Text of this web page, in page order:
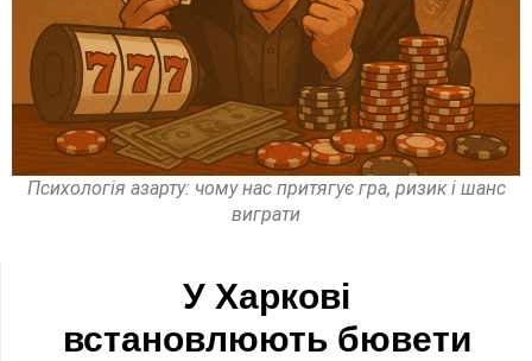
Психологія азарту: чому нас притягує гра, ризик і шанс
виграти
У Харкові
встановлюють бювети